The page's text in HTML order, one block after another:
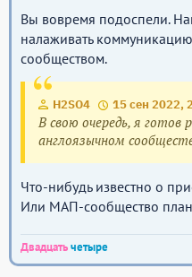
Вы вовремя подоспели.
налаживать
сообществом.
H2SO4 15 сен 2022,
В свою очередь, я готов
англоязычном
Что-нибудь известно о
Или МАП-сообщество
Двадцатьчетыре